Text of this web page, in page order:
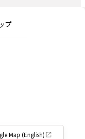
プ
Map (English)